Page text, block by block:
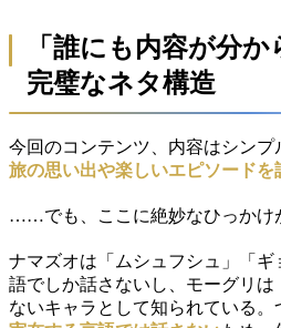
「誰にも内容が分
完璧なネタ構造
今回のコンテンツ、内容はシンプ
旅の思い出や楽しいエピソードを
……でも、ここに絶妙なひっかけ
ナマズオは「ムシュフシュ」「
語でしか話さないし、モーグリ
ないキャラとして知られている。